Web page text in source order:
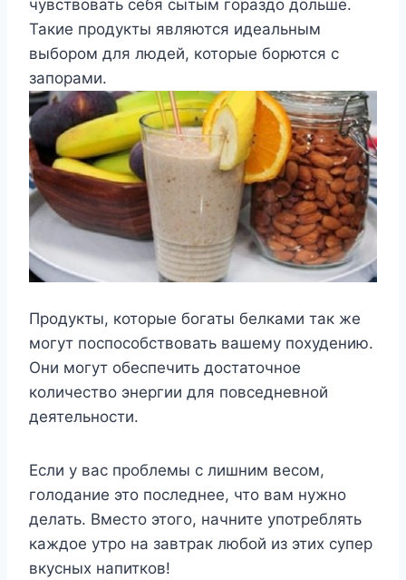
чувствовать себя сытым гораздо дольше.
Такие продукты являются идеальным
выбором для людей, которые борются с
запорами.
Продукты, которые богаты белками так же
могут поспособствовать вашему похудению.
Они могут обеспечить достаточное
количество энергии для повседневной
деятельности.
Если у вас проблемы с лишним весом,
голодание это последнее, что вам нужно
делать. Вместо этого, начните употреблять
каждое утро на завтрак любой из этих супер
вкусных напитков!